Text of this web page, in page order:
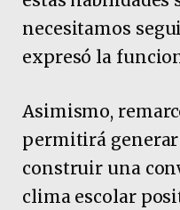
necesitamos
expresó la
Asimismo,
permitirá
construir una
clima escolar